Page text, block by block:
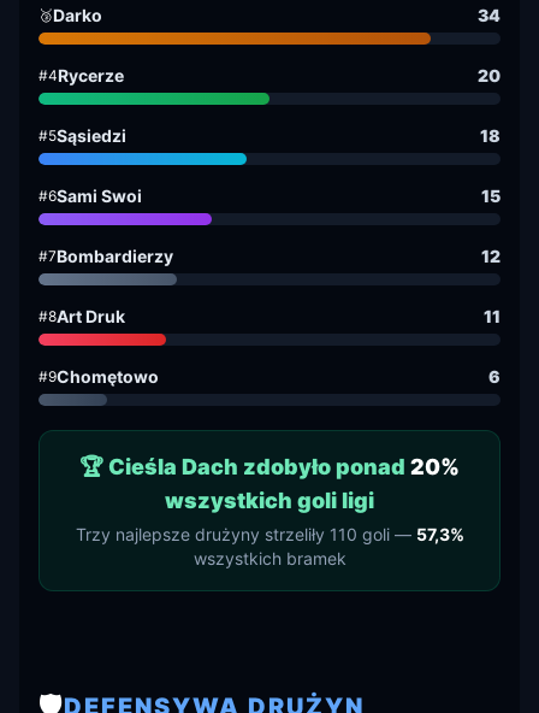
🥉Darko 34
#4Rycerze 20
#5Sąsiedzi 18
#6Sami Swoi 15
#7Bombardierzy 12
#8Art Druk 11
#9Chomętowo 6
🏆 Cieśla Dach zdobyło ponad 20%
wszystkich goli ligi
Trzy najlepsze drużyny strzeliły 110 goli — 57,3%
wszystkich bramek
DEFENSYWA DRUŻYN